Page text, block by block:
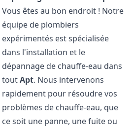
Vous êtes au bon endroit ! Notre
équipe de plombiers
expérimentés est spécialisée
dans l'installation et le
dépannage de chauffe-eau dans
toutApt. Nous intervenons
rapidement pour résoudre vos
problèmes de chauffe-eau, que
ce soit une panne, une fuite ou